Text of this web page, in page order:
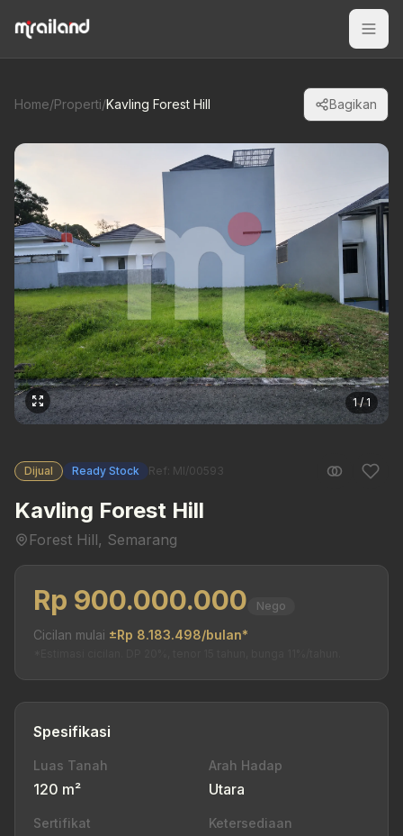
Home/Properti/Kavling Forest Hill Bagikan
1 / 1
Dijual Ready Stock Ref: MI/00593
Kavling Forest Hill
Forest Hill, Semarang
Rp 900.000.000 Nego
Cicilan mulai ±Rp 8.183.498/bulan*
Spesifikasi
Luas Tanah
120 m²
Arah Hadap
Utara
Sertifikat
Ketersediaan